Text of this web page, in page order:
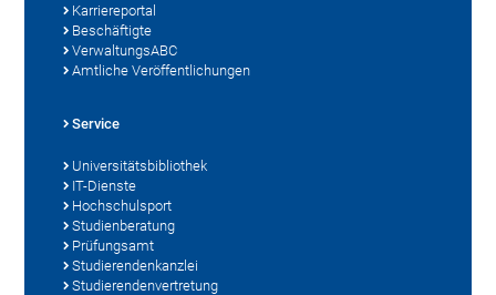
Karriereportal
Beschäftigte
VerwaltungsABC
Amtliche Veröffentlichungen
Service
Universitätsbibliothek
IT-Dienste
Hochschulsport
Studienberatung
Prüfungsamt
Studierendenkanzlei
Studierendenvertretung